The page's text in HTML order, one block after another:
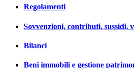
Regolamenti
Sovvenzioni, contributi, sussidi,
Bilanci
Beni immobili e gestione